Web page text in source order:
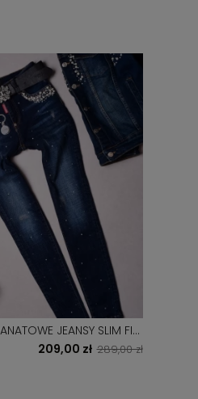
JEANSY SLIM FIT
289,00 zł
209,00 zł